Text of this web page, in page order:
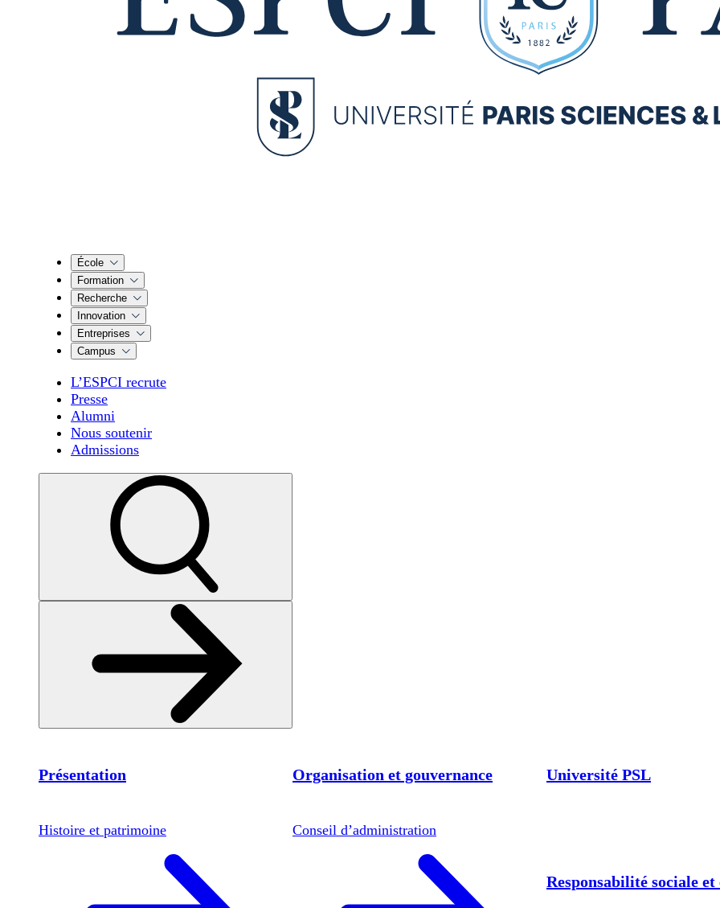
École
Formation
Recherche
Innovation
Entreprises
Campus
L’ESPCI recrute
Presse
Alumni
Nous soutenir
Admissions
Présentation
Histoire et patrimoine
Organisation et gouvernance
Conseil d’administration
Université PSL
Responsabilité sociale